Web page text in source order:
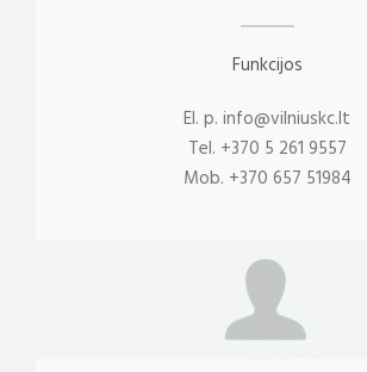
Funkcijos
El. p. info@vilniuskc.lt
Tel. +370 5 261 9557
Mob. +370 657 51984